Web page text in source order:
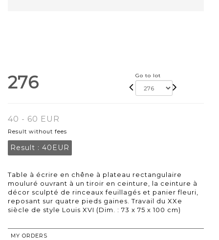
276 Go to lot
40 - 60 EUR
Result without fees
Result : 40EUR
Table à écrire en chêne à plateau rectangulaire
mouluré ouvrant à un tiroir en ceinture, la ceinture à
décor sculpté de rinceaux feuillagés et panier fleuri,
reposant sur quatre pieds gaines. Travail du XXe
siècle de style Louis XVI (Dim. : 73 x 75 x 100 cm)
MY ORDERS